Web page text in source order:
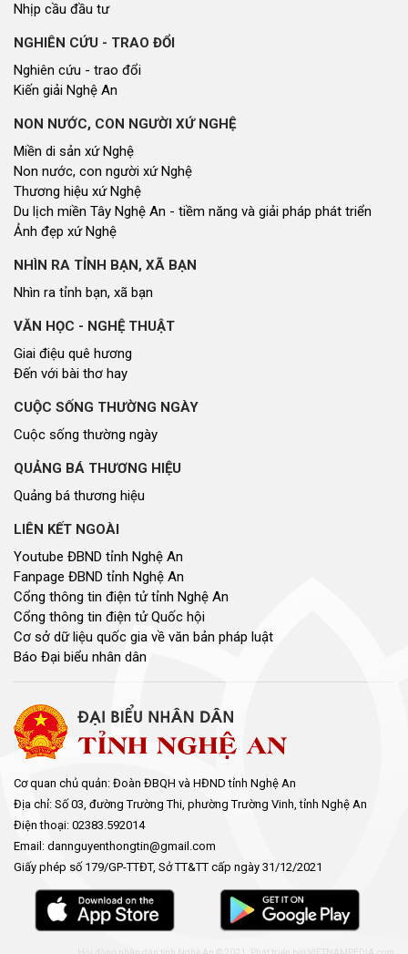
Nhịp cầu đầu tư
NGHIÊN CỨU - TRAO ĐỔI
Nghiên cứu - trao đổi
Kiến giải Nghệ An
NON NƯỚC, CON NGƯỜI XỨ NGHỆ
Miền di sản xứ Nghệ
Non nước, con người xứ Nghệ
Thương hiệu xứ Nghệ
Du lịch miền Tây Nghệ An - tiềm năng và giải pháp phát triển
Ảnh đẹp xứ Nghệ
NHÌN RA TỈNH BẠN, XÃ BẠN
Nhìn ra tỉnh bạn, xã bạn
VĂN HỌC - NGHỆ THUẬT
Giai điệu quê hương
Đến với bài thơ hay
CUỘC SỐNG THƯỜNG NGÀY
Cuộc sống thường ngày
QUẢNG BÁ THƯƠNG HIỆU
Quảng bá thương hiệu
LIÊN KẾT NGOÀI
Youtube ĐBND tỉnh Nghệ An
Fanpage ĐBND tỉnh Nghệ An
Cổng thông tin điện tử tỉnh Nghệ An
Cổng thông tin điện tử Quốc hội
Cơ sở dữ liệu quốc gia về văn bản pháp luật
Báo Đại biểu nhân dân
Cơ quan chủ quản: Đoàn ĐBQH và HĐND tỉnh Nghệ An
Địa chỉ: Số 03, đường Trường Thi, phường Trường Vinh, tỉnh Nghệ An
Điện thoại: 02383.592014
Email: dannguyenthongtin@gmail.com
Giấy phép số 179/GP-TTĐT, Sở TT&TT cấp ngày 31/12/2021